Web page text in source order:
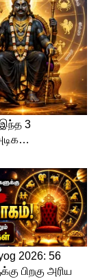
மற்றும்
மொபைல்
மன்சுக்
2025-26